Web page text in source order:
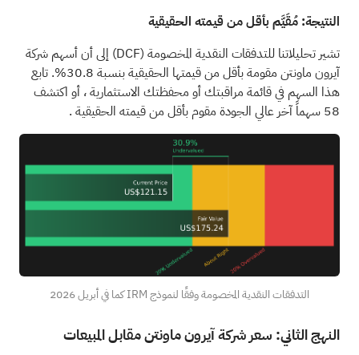
النتيجة: مُقَيَّم بأقل من قيمته الحقيقية
تشير تحليلاتنا للتدفقات النقدية المخصومة (DCF) إلى أن أسهم شركة
آيرون ماونتن مقومة بأقل من قيمتها الحقيقية بنسبة 30.8%. تابع
هذا السهم فيقائمة مراقبتكأو محفظتك الاستثمارية، أو اكتشف
58 سهماً آخر عالي الجودة مقوم بأقل من قيمته الحقيقية
.
التدفقات النقدية المخصومة وفقًا لنموذج IRM كما في أبريل 2026
النهج الثاني: سعر شركة آيرون ماونتن مقابل المبيعات